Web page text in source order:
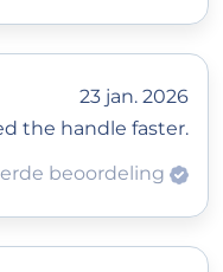
23 jan. 2026
the handle faster.
beoordeling